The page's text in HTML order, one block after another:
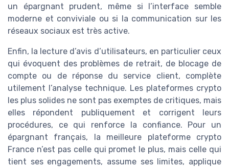
un épargnant prudent, même si l’interface semble
moderne et conviviale ou si la communication sur les
réseaux sociaux est très active.
Enfin, la lecture d’avis d’utilisateurs, en particulier ceux
qui évoquent des problèmes de retrait, de blocage de
compte ou de réponse du service client, complète
utilement l’analyse technique. Les plateformes crypto
les plus solides ne sont pas exemptes de critiques, mais
elles répondent publiquement et corrigent leurs
procédures, ce qui renforce la confiance. Pour un
épargnant français, la meilleure plateforme crypto
France n’est pas celle qui promet le plus, mais celle qui
tient ses engagements, assume ses limites, applique